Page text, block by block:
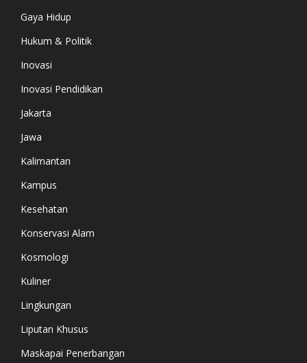
Gaya Hidup
Hukum & Politik
Inovasi
Inovasi Pendidikan
Jakarta
Jawa
Kalimantan
Kampus
Kesehatan
Konservasi Alam
Kosmologi
Kuliner
Lingkungan
Liputan Khusus
Maskapai Penerbangan